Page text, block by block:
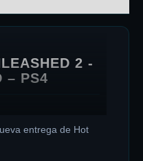
2 -
– PS4
entrega de Hot